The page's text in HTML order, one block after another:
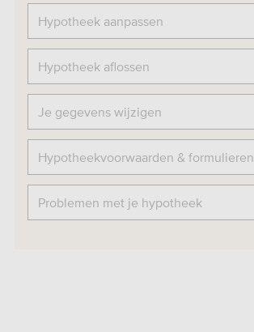
Hypotheek aanpassen
Hypotheek aflossen
Je gegevens wijzigen
Hypotheekvoorwaarden & formulieren
Problemen met je hypotheek